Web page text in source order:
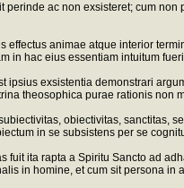
perinde ac non exsisteret; cum
effectus animae atque interior
in hac eius essentiam intuitum
ipsius exsistentia demonstrari
theosophica purae rationis
obiectivitas, sanctitas,
in se subsistens per se
fuit ita rapta a Spiritu Sancto ad
in homine, et cum sit persona in